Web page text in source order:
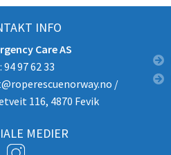
INFO
Care AS
94 97 62 33
/
116, 4870 Fevik
MEDIER